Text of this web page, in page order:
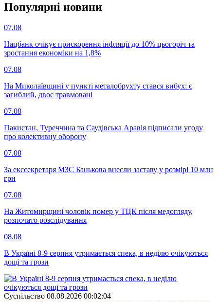
Популярнi новини
07.08
Нацбанк очікує прискорення інфляції до 10% цьогоріч та
зростання економіки на 1,8%
07.08
На Миколаївщині у пункті металобрухту стався вибух: є
загиблий, двоє травмовані
07.08
Пакистан, Туреччина та Саудівська Аравія підписали угоду
про колективну оборону
07.08
За екссекретаря МЗС Банькова внесли заставу у розмірі 10 млн
грн
07.08
На Житомирщині чоловік помер у ТЦК після медогляду,
розпочато розслідування
08.08
В Україні 8-9 серпня утримається спека, в неділю очікуються
дощі та грози
Суспiльство 08.08.2026 00:02:04